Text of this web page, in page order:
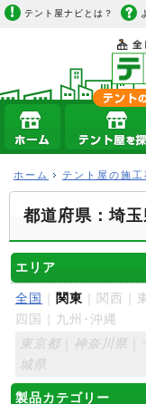
テント屋ナビとは？
ホーム テント屋の施工
都道府県：埼
エリア
全国 関東 ｜関西｜
四国｜九州･沖縄
東京都｜ 神奈川県
城県
製品カテゴリー